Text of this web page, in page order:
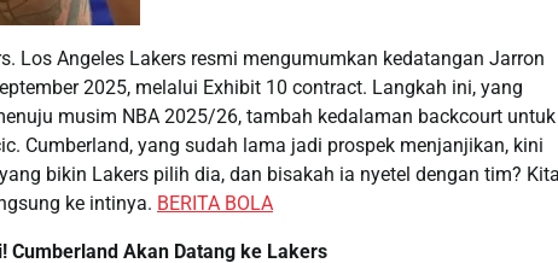
Los Angeles Lakers resmi mengumumkan kedatangan Jarron
2025, melalui Exhibit 10 contract. Langkah ini, yang
musim NBA 2025/26, tambah kedalaman backcourt untuk
Cumberland, yang sudah lama jadi prospek menjanjikan, kini
bikin Lakers pilih dia, dan bisakah ia nyetel dengan tim? Kita
ke intinya. BERITA BOLA
Cumberland Akan Datang ke Lakers